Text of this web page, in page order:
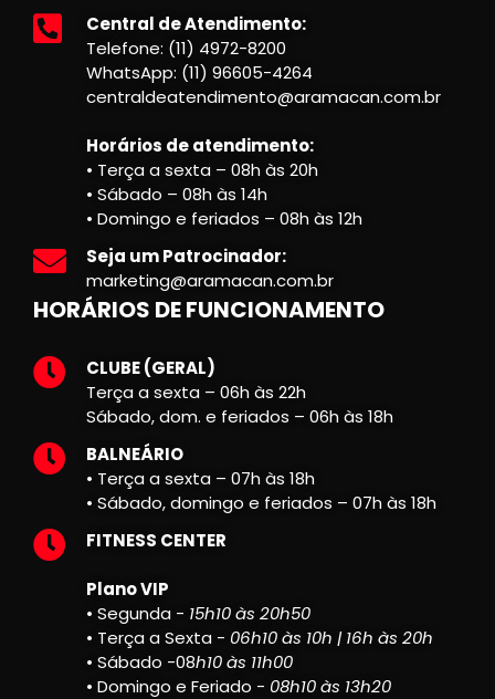
Central de Atendimento:
Telefone: (11) 4972-8200
WhatsApp: (11) 96605-4264
centraldeatendimento@aramacan.com.br
Horários de atendimento:
• Terça a sexta – 08h às 20h
• Sábado – 08h às 14h
• Domingo e feriados – 08h às 12h
Seja um Patrocinador:
marketing@aramacan.com.br
HORÁRIOS DE FUNCIONAMENTO
CLUBE (GERAL)
Terça a sexta – 06h às 22h
Sábado, dom. e feriados – 06h às 18h
BALNEÁRIO
• Terça a sexta – 07h às 18h
• Sábado, domingo e feriados – 07h às 18h
FITNESS CENTER
Plano VIP
• Segunda - 15h10 às 20h50
• Terça a Sexta - 06h10 às 10h | 16h às 20h
• Sábado -08h10 às 11h00
• Domingo e Feriado - 08h10 às 13h20